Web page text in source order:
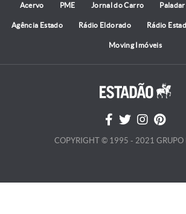
Acervo PME Jornal do Carro Paladar
Agência Estado Rádio Eldorado Rádio
Moving Imóveis
COPYRIGHT © 1995 - 2021 GRUPO